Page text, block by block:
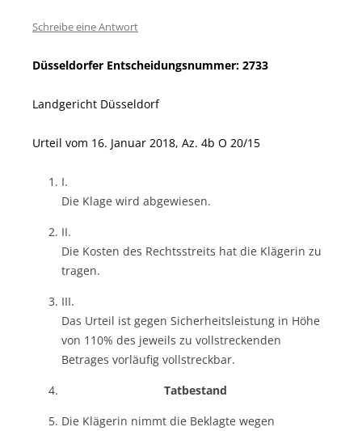
Schreibe eine Antwort
Düsseldorfer Entscheidungsnummer: 2733
Landgericht Düsseldorf
Urteil vom 16. Januar 2018, Az. 4b O 20/15
I.
Die Klage wird abgewiesen.
II.
Die Kosten des Rechtsstreits hat die Klägerin zu
tragen.
III.
Das Urteil ist gegen Sicherheitsleistung in Höhe
von 110% des jeweils zu vollstreckenden
Betrages vorläufig vollstreckbar.
Tatbestand
Die Klägerin nimmt die Beklagte wegen